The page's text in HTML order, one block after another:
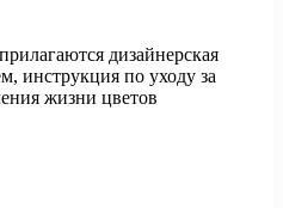
дизайнерская
инструкция по уходу за
жизни цветов